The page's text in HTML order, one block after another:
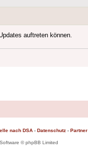
auftreten können.
nach DSA - Datenschutz - Partner
© phpBB Limited